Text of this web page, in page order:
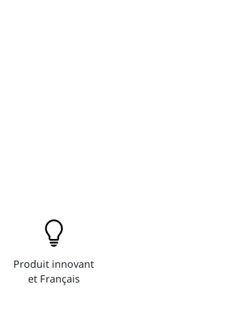
Produit innovant
et Français